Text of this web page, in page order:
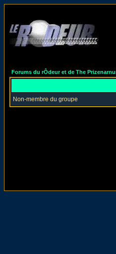
Forums du rÔdeur et de The
Non-membre du groupe